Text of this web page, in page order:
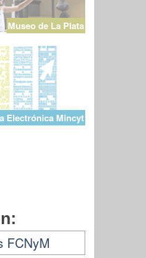
Museo de La Plata
Electrónica Mincyt
FCNyM